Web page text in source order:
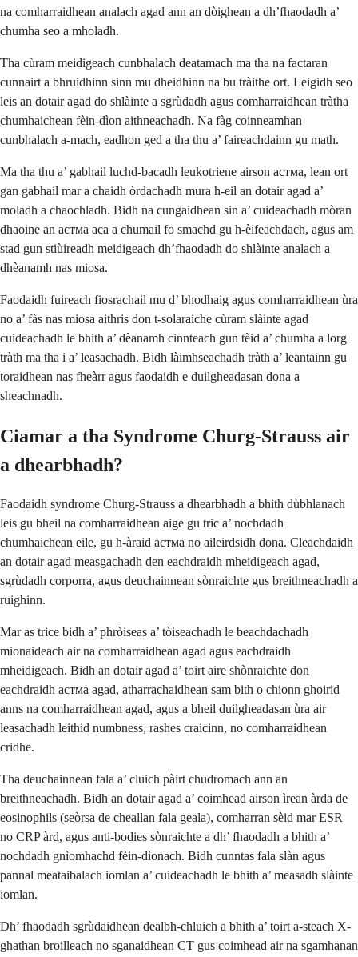
na comharraidhean analach agad ann an dòighean a dh’fhaodadh a’
chumha seo a mholadh.
Tha cùram meidigeach cunbhalach deatamach ma tha na factaran
cunnairt a bhruidhinn sinn mu dheidhinn na bu tràithe ort. Leigidh seo
leis an dotair agad do shlàinte a sgrùdadh agus comharraidhean tràtha
chumhaichean fèin-dìon aithneachadh. Na fàg coinneamhan
cunbhalach a-mach, eadhon ged a tha thu a’ faireachdainn gu math.
Ma tha thu a’ gabhail luchd-bacadh leukotriene airson aстма, lean ort
gan gabhail mar a chaidh òrdachadh mura h-eil an dotair agad a’
moladh a chaochladh. Bidh na cungaidhean sin a’ cuideachadh mòran
dhaoine an aстма aca a chumail fo smachd gu h-èifeachdach, agus am
stad gun stiùireadh meidigeach dh’fhaodadh do shlàinte analach a
dhèanamh nas miosa.
Faodaidh fuireach fiosrachail mu d’ bhodhaig agus comharraidhean ùra
no a’ fàs nas miosa aithris don t-solaraiche cùram slàinte agad
cuideachadh le bhith a’ dèanamh cinnteach gun tèid a’ chumha a lorg
tràth ma tha i a’ leasachadh. Bidh làimhseachadh tràth a’ leantainn gu
toraidhean nas fheàrr agus faodaidh e duilgheadasan dona a
sheachnadh.
Ciamar a tha Syndrome Churg-Strauss air
a dhearbhadh?
Faodaidh syndrome Churg-Strauss a dhearbhadh a bhith dùbhlanach
leis gu bheil na comharraidhean aige gu tric a’ nochdadh
chumhaichean eile, gu h-àraid aстма no aileirdsidh dona. Cleachdaidh
an dotair agad measgachadh den eachdraidh mheidigeach agad,
sgrùdadh corporra, agus deuchainnean sònraichte gus breithneachadh a
ruighinn.
Mar as trice bidh a’ phròiseas a’ tòiseachadh le beachdachadh
mionaideach air na comharraidhean agad agus eachdraidh
mheidigeach. Bidh an dotair agad a’ toirt aire shònraichte don
eachdraidh aстма agad, atharrachaidhean sam bith o chionn ghoirid
anns na comharraidhean agad, agus a bheil duilgheadasan ùra air
leasachadh leithid numbness, rashes craicinn, no comharraidhean
cridhe.
Tha deuchainnean fala a’ cluich pàirt chudromach ann an
breithneachadh. Bidh an dotair agad a’ coimhead airson ìrean àrda de
eosinophils (seòrsa de cheallan fala geala), comharran sèid mar ESR
no CRP àrd, agus anti-bodies sònraichte a dh’ fhaodadh a bhith a’
nochdadh gnìomhachd fèin-dìonach. Bidh cunntas fala slàn agus
pannal meataibalach iomlan a’ cuideachadh le bhith a’ measadh slàinte
iomlan.
Dh’ fhaodadh sgrùdaidhean dealbh-chluich a bhith a’ toirt a-steach X-
ghathan broilleach no sganaidhean CT gus coimhead air na sgamhanan